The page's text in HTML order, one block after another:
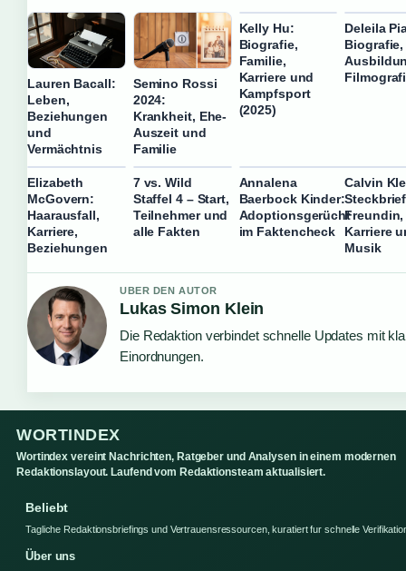
Lauren Bacall:
Leben,
Beziehungen
und
Vermächtnis
Semino Rossi
2024:
Krankheit, Ehe-
Auszeit und
Familie
Kelly Hu:
Biografie,
Familie,
Karriere und
Kampfsport
(2025)
Deleila
Biografie,
Elizabeth
McGovern:
Haarausfall,
Karriere,
Beziehungen
7 vs. Wild
Staffel 4 – Start,
Teilnehmer und
alle Fakten
Annalena
Baerbock Kinder:
Adoptionsgerücht
im Faktencheck
Calvin
Freundin,
Karriere
Musik
UBER DEN AUTOR
Lukas Simon Klein
Die Redaktion verbindet schnelle Updates mit
Einordnungen.
WORTINDEX
Wortindex vereint Nachrichten, Ratgeber und Analysen in einem modernen
Redaktionslayout. Laufend vom Redaktionsteam aktualisiert.
Beliebt
Tagliche Redaktionsbriefings und Vertrauensressourcen, kuratiert fur schnelle
Über uns